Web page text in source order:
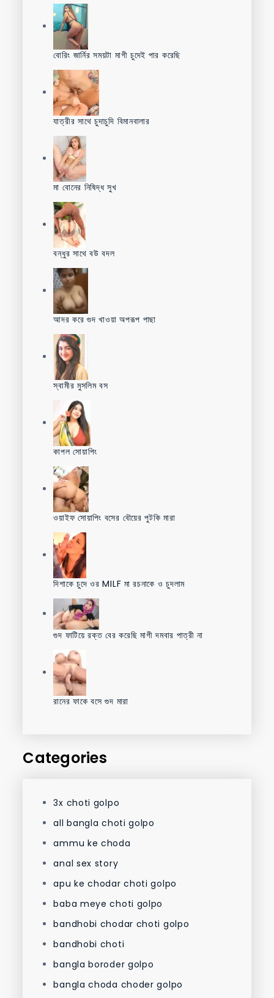
বোরিং জার্নির সময়টা মাগী চুদেই পার করেছি
যাত্রীর সাথে চুদাচুদি বিমানবালার
মা বোনের নিষিদ্ধ সুখ
বন্ধুর সাথে বউ বদল
আদর করে গুদ খাওয়া অপরূপ পাছা
স্বামীর মুসলিম বস
কাপল সোয়াপিং
ওয়াইফ সোয়াপিং বসের বৌয়ের পুটকি মারা
দিশাকে চুদে ওর MILF মা রচনাকে ও চুদলাম
গুদ ফাটিয়ে রক্ত বের করেছি মাগী দমবার পাত্রী না
রানের ফাকে বসে গুদ মারা
Categories
3x choti golpo
all bangla choti golpo
ammu ke choda
anal sex story
apu ke chodar choti golpo
baba meye choti golpo
bandhobi chodar choti golpo
bandhobi choti
bangla boroder golpo
bangla choda choder golpo